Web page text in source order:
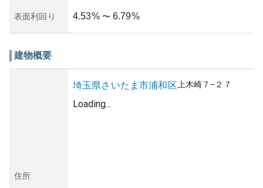
心感があります。購入を検討する際には、近年の賃料動向
や修繕積立金の適正さを確認することが望まれます。
表面利回り 4.53% 〜 6.79%
建物概要
住所
埼玉県さいたま市浦和区 上木崎 ７−２７
Loading...